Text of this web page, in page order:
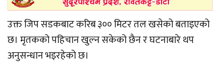
उक्त जिप सडकबाट करिब ३०० मिटर तल खसेको बताइएको
छ। मृतकको पहिचान खुल्न सकेको छैन र घटनाबारे थप
अनुसन्धान भइरहेको छ।